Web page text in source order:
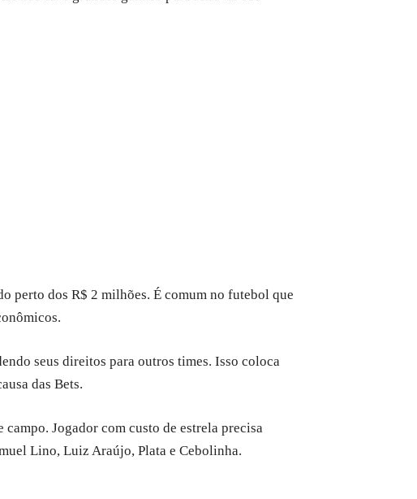
perto dos R$ 2 milhões. É comum no futebol que
seus direitos para outros times. Isso coloca
das Bets.
Jogador com custo de estrela precisa
Lino, Luiz Araújo, Plata e Cebolinha.